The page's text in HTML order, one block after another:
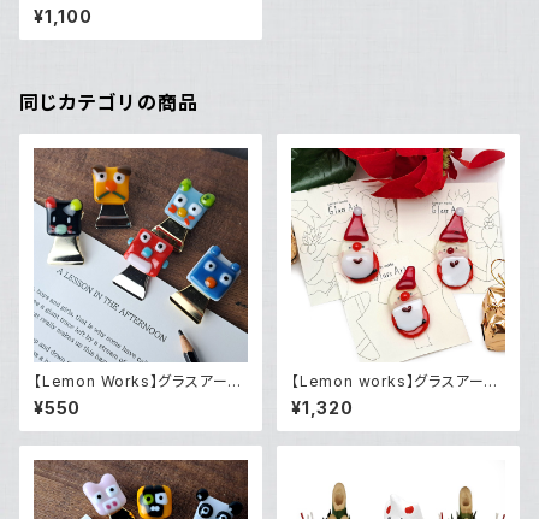
¥1,100
同じカテゴリの商品
【Lemon Works】グラスアー
ト クリップ（大）
¥550
【Lemon works】グラスアート
サンタのブローチ
¥1,320